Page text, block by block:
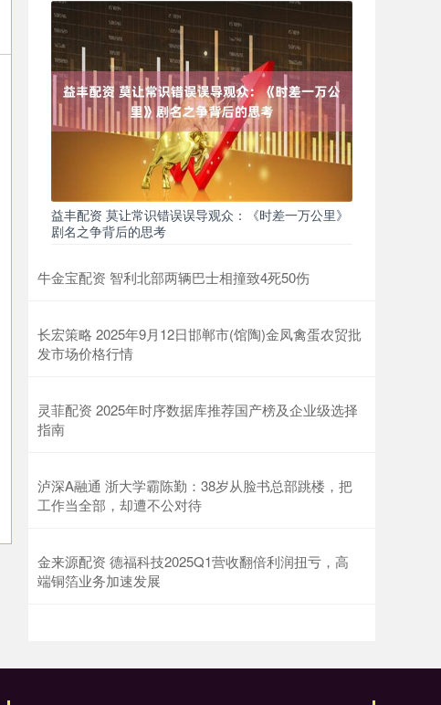
益丰配资 莫让常识错误误导观众：《时差一万公里》
剧名之争背后的思考
牛金宝配资 智利北部两辆巴士相撞致4死50伤
长宏策略 2025年9月12日邯郸市(馆陶)金凤禽蛋农贸批
发市场价格行情
灵菲配资 2025年时序数据库推荐国产榜及企业级选择
指南
泸深A融通 浙大学霸陈勤：38岁从脸书总部跳楼，把
工作当全部，却遭不公对待
金来源配资 德福科技2025Q1营收翻倍利润扭亏，高
端铜箔业务加速发展